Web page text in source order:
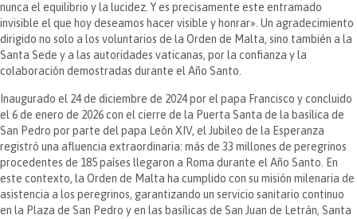
nunca el equilibrio y la lucidez. Y es precisamente este entramado
invisible el que hoy deseamos hacer visible y honrar». Un agradecimiento
dirigido no solo a los voluntarios de la Orden de Malta, sino también a la
Santa Sede y a las autoridades vaticanas, por la confianza y la
colaboración demostradas durante el Año Santo.
Inaugurado el 24 de diciembre de 2024 por el papa Francisco y concluido
el 6 de enero de 2026 con el cierre de la Puerta Santa de la basílica de
San Pedro por parte del papa León XIV, el Jubileo de la Esperanza
registró una afluencia extraordinaria: más de 33 millones de peregrinos
procedentes de 185 países llegaron a Roma durante el Año Santo. En
este contexto, la Orden de Malta ha cumplido con su misión milenaria de
asistencia a los peregrinos, garantizando un servicio sanitario continuo
en la Plaza de San Pedro y en las basílicas de San Juan de Letrán, Santa